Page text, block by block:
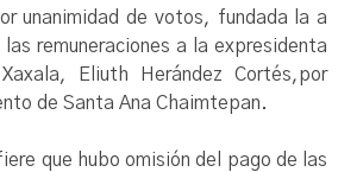
unanimidad de votos, fundada la a
remuneraciones a la expresidenta
Eliuth Herández Cortés,por
de Santa Ana Chaimtepan.
que hubo omisión del pago de las